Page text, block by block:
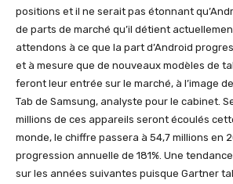
positions et il ne serait pas étonnant
de parts de marché qu’il détient
attendons à ce que la part d’Android
et à mesure que de nouveaux modèles de
feront leur entrée sur le marché, à l’image
Tab de Samsung, analyste pour le cabinet.
millions de ces appareils seront écoulés
monde, le chiffre passera à 54,7 millions en
progression annuelle de 181%. Une
sur les années suivantes puisque Gartner